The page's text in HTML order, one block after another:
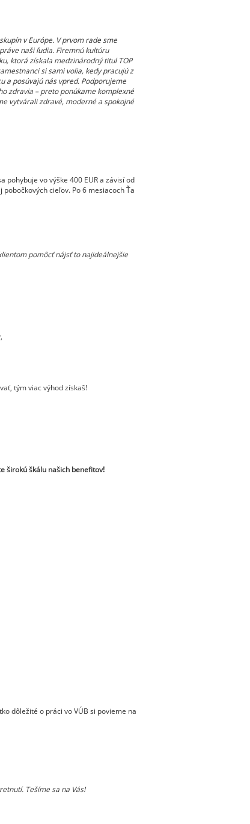
v Európe. V prvom rade sme
naši ľudia. Firemnú kultúru
ktorá získala medzinárodný titul TOP
si sami volia, kedy pracujú z
a posúvajú nás vpred. Podporujeme
zdravia – preto ponúkame komplexné
vytvárali zdravé, moderné a spokojné
vo výške 400 EUR a závisí od
cieľov. Po 6 mesiacoch Ťa
pomôcť nájsť to najideálnejšie
tým viac výhod získaš!
širokú škálu našich benefitov!
dôležité o práci vo VÚB si povieme na
Tešíme sa na Vás!